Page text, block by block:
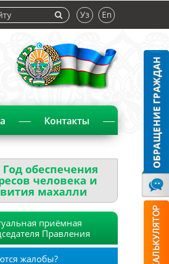
Уз En
Контакты
Год обеспечения
человека и
махалли
приёмная
Правления
жалобы?